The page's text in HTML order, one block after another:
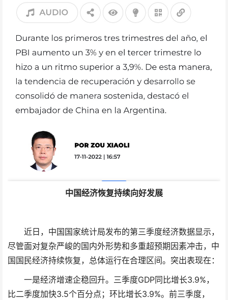
中国经济恢复持续向好发展
近日，中国国家统计局发布的第三季度经济数据显示，
尽管面对复杂严峻的国内外形势和多重超预期因素冲击，中
国国民经济持续恢复，总体运行在合理区间。突出表现在：
一是经济增速企稳回升。三季度GDP同比增长3.9%，
比二季度加快3.5个百分点；环比增长3.9%。前三季度，